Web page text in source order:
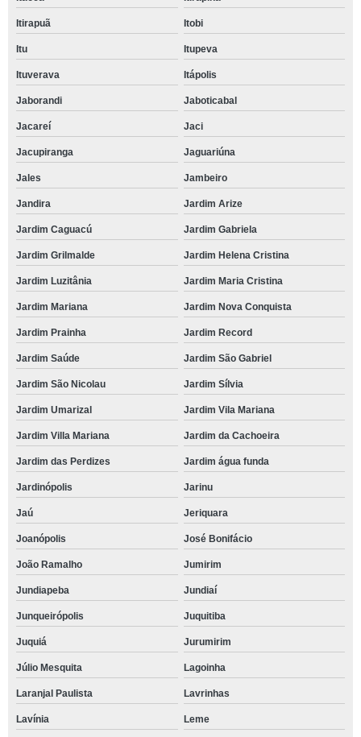
Itirapuã Itobi
Itu Itupeva
Ituverava Itápolis
Jaborandi Jaboticabal
Jacareí Jaci
Jacupiranga Jaguariúna
Jales Jambeiro
Jandira Jardim Arize
Jardim Caguacú Jardim Gabriela
Jardim Grilmalde Jardim Helena Cristina
Jardim Luzitânia Jardim Maria Cristina
Jardim Mariana Jardim Nova Conquista
Jardim Prainha Jardim Record
Jardim Saúde Jardim São Gabriel
Jardim São Nicolau Jardim Sílvia
Jardim Umarizal Jardim Vila Mariana
Jardim Villa Mariana Jardim da Cachoeira
Jardim das Perdizes Jardim água funda
Jardinópolis Jarinu
Jaú Jeriquara
Joanópolis José Bonifácio
João Ramalho Jumirim
Jundiapeba Jundiaí
Junqueirópolis Juquitiba
Juquiá Jurumirim
Júlio Mesquita Lagoinha
Laranjal Paulista Lavrinhas
Lavínia Leme